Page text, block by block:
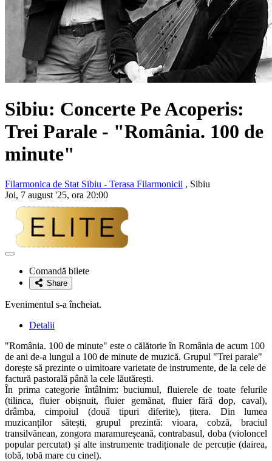
Sibiu: Concerte Pe Acoperis:
Trei Parale - "România. 100 de
minute"
Filarmonica de Stat Sibiu - Terasa Filarmonicii , Sibiu
Joi, 7 august '25, ora 20:00
Adaugă
favoriteComandă bilete
Share
Evenimentul s-a încheiat.
Detalii
"România. 100 de minute" este o călătorie în România de acum 100
de ani de-a lungul a 100 de minute de muzică. Grupul "Trei parale"
dorește să prezinte o uimitoare varietate de instrumente, de la cele de
factură pastorală până la cele lăutărești.
În prima categorie întâlnim: buciumul, fluierele de toate felurile
(tilinca, fluier obișnuit, fluier gemănat, fluier fără dop, caval),
drâmba, cimpoiul (două tipuri diferite), țitera. Din lumea
muzicanților sătești, grupul prezintă: vioara, cobză, braciul
transilvănean, zongora maramureșeană, contrabasul, doba (violoncel
popular percutat) și alte instrumente tradiționale de percuție (dairea,
tobă, tobă mare cu cinel).